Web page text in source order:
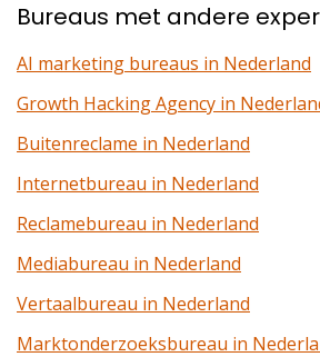
Bureaus met andere
AI marketing bureaus in Nederland
Growth Hacking Agency in
Buitenreclame in Nederland
Internetbureau in Nederland
Reclamebureau in Nederland
Mediabureau in Nederland
Vertaalbureau in Nederland
Marktonderzoeksbureau in